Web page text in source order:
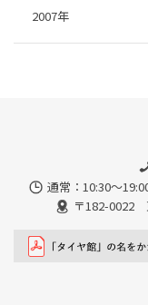
2007年
通常：10:30～
〒182-0022